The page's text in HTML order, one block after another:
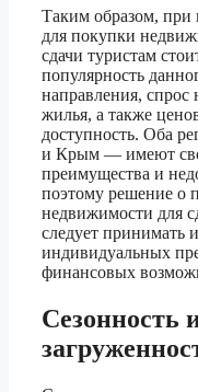
Таким образом, при
для покупки
сдачи туристам
популярность
направления, спрос
жилья, а также
доступность. Оба
и Крым — имеют
преимущества и
поэтому решение о
недвижимости для
следует принимать
индивидуальных
финансовых
Сезонность